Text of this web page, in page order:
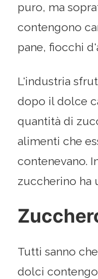
puro, ma
contengono
pane, fiocchi
L'industria
dopo il dolce
quantità di
alimenti che
contenevano.
zuccherino ha
Tutti sanno
dolci